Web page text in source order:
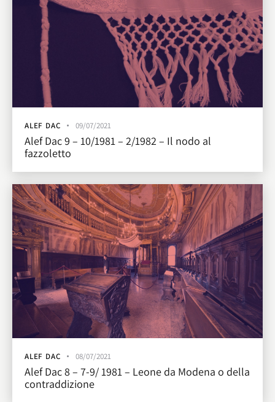
ALEF DAC 09/07/2021
Alef Dac 9 – 10/1981 – 2/1982 – Il nodo al
fazzoletto
ALEF DAC 08/07/2021
Alef Dac 8 – 7-9/ 1981 – Leone da Modena o della
contraddizione